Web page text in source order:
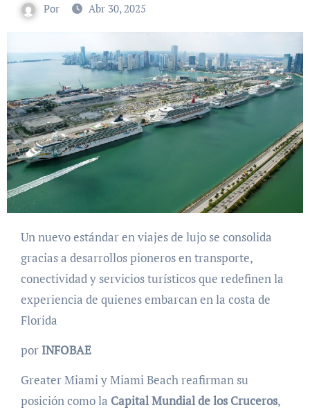
Por Abr 30, 2025
Un nuevo estándar en viajes de lujo se consolida
gracias a desarrollos pioneros en transporte,
conectividad y servicios turísticos que redefinen la
experiencia de quienes embarcan en la costa de
Florida
por INFOBAE
Greater Miami y Miami Beach reafirman su
posición como la Capital Mundial de losCruceros,